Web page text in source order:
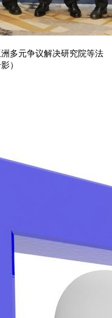
多元争议解决研究院等法
）